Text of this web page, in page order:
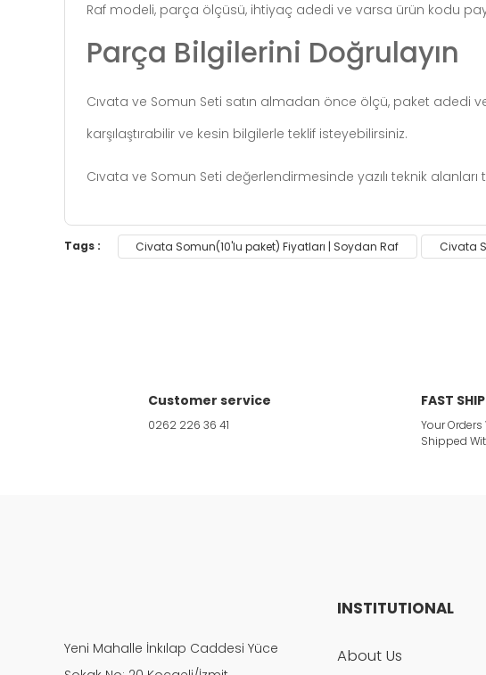
Raf modeli, parça ölçüsü, ihtiyaç adedi ve varsa ürün kodu
Parça Bilgilerini Doğrulayın
Cıvata ve Somun Seti satın almadan önce ölçü, paket adedi
karşılaştırabilir ve kesin bilgilerle teklif isteyebilirsiniz.
Cıvata ve Somun Seti değerlendirmesinde yazılı teknik
Thank you for your feedback and suggestions.
Errors in product information.
Product is more expensive than on other sites.
Tags : Civata Somun(10'lu paket) Fiyatları | Soydan Raf Civata
Customer service
0262 226 36 41
FAST
Your Orders
Shipped
Yeni Mahalle İnkılap Caddesi Yüce
INSTITUTIONAL
About Us